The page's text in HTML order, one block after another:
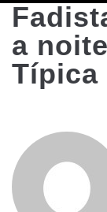
a
Típica